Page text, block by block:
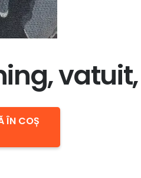
ÎN COȘ